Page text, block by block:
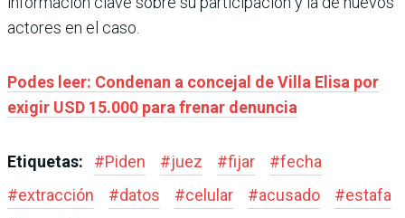
actores en el caso.
Podes leer: Condenan a concejal de Villa Elisa por
exigir USD 15.000 para frenar denuncia
Etiquetas: #Piden #juez #fijar #fecha
#extracción #datos #celular #acusado #estafa